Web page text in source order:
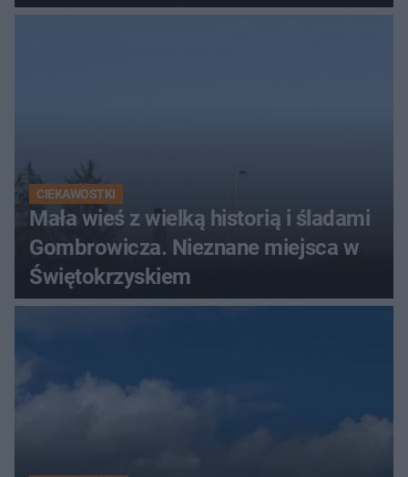
Świętokrzyskich
CIEKAWOSTKI
Mała wieś z wielką historią i śladami
Gombrowicza. Nieznane miejsca w
Świętokrzyskiem